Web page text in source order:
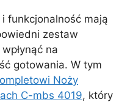
funkcjonalność mają
zestaw
na
gotowania. W tym
Noży
C-mbs 4019, który